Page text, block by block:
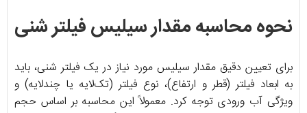
نحوه محاسبه مقدار سیلیس فیلتر شنی
برای تعیین دقیق مقدار سیلیس مورد نیاز در یک فیلتر شنی، باید
به ابعاد فیلتر (قطر و ارتفاع)، نوع فیلتر (تک‌لایه یا چندلایه) و
ویژگی آب ورودی توجه کرد. معمولاً این محاسبه بر اساس حجم